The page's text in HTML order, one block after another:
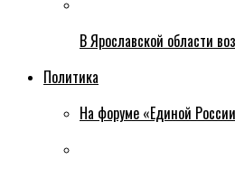
В Ярославской области
Политика
На форуме «Единой